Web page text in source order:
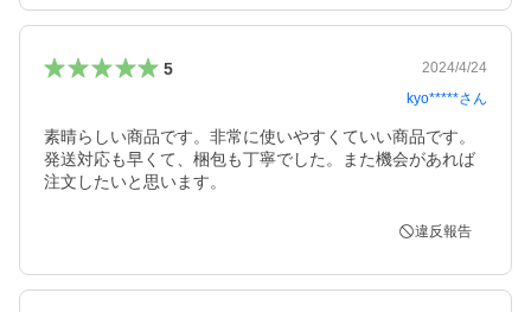
5
2024/4/24
kyo*****さん
素晴らしい商品です。非常に使いやすくていい商品です。
発送対応も早くて、梱包も丁寧でした。また機会があれば
注文したいと思います。
違反報告